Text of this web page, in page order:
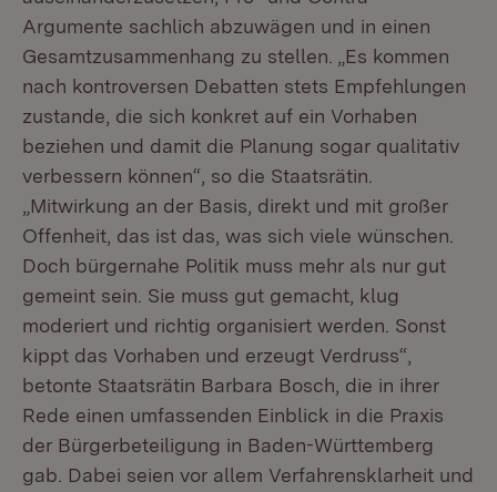
Argumente sachlich abzuwägen und in einen
Gesamtzusammenhang zu stellen. „Es kommen
nach kontroversen Debatten stets Empfehlungen
zustande, die sich konkret auf ein Vorhaben
beziehen und damit die Planung sogar qualitativ
verbessern können“, so die Staatsrätin.
„Mitwirkung an der Basis, direkt und mit großer
Offenheit, das ist das, was sich viele wünschen.
Doch bürgernahe Politik muss mehr als nur gut
gemeint sein. Sie muss gut gemacht, klug
moderiert und richtig organisiert werden. Sonst
kippt das Vorhaben und erzeugt Verdruss“,
betonte Staatsrätin Barbara Bosch, die in ihrer
Rede einen umfassenden Einblick in die Praxis
der Bürgerbeteiligung in Baden-Württemberg
gab. Dabei seien vor allem Verfahrensklarheit und